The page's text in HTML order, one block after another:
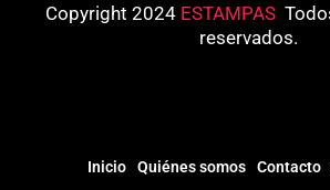
Copyright 2024 ESTAMPAS
reservados.
Inicio Quiénes somos Contacto